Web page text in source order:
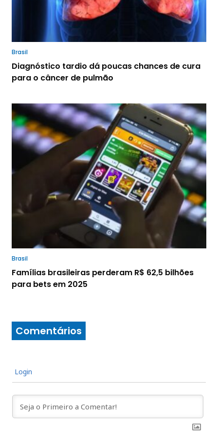
Brasil
Diagnóstico tardio dá poucas chances de cura
para o câncer de pulmão
Brasil
Famílias brasileiras perderam R$ 62,5 bilhões
para bets em 2025
Comentários
Login